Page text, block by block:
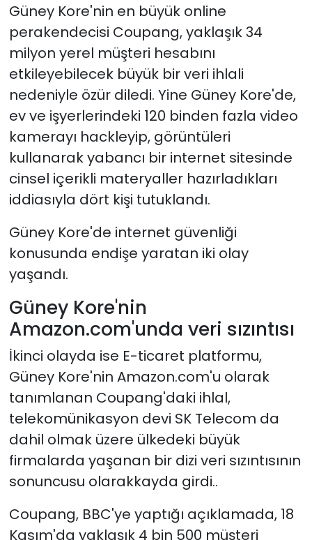
Güney Kore'nin en büyük online
perakendecisi Coupang, yaklaşık 34
milyon yerel müşteri hesabını
etkileyebilecek büyük bir veri ihlali
nedeniyle özür diledi. Yine Güney Kore'de,
ev ve işyerlerindeki 120 binden fazla video
kamerayı hackleyip, görüntüleri
kullanarak yabancı bir internet sitesinde
cinsel içerikli materyaller hazırladıkları
iddiasıyla dört kişi tutuklandı.
Güney Kore'de internet güvenliği
konusunda endişe yaratan iki olay
yaşandı.
Güney Kore'nin
Amazon.com'unda veri sızıntısı
İkinci olayda ise E-ticaret platformu,
Güney Kore'nin Amazon.com'u olarak
tanımlanan Coupang'daki ihlal,
telekomünikasyon devi SK Telecom da
dahil olmak üzere ülkedeki büyük
firmalarda yaşanan bir dizi veri sızıntısının
sonuncusu olarakkayda girdi..
Coupang, BBC'ye yaptığı açıklamada, 18
Kasım'da yaklaşık 4 bin 500 müşteri